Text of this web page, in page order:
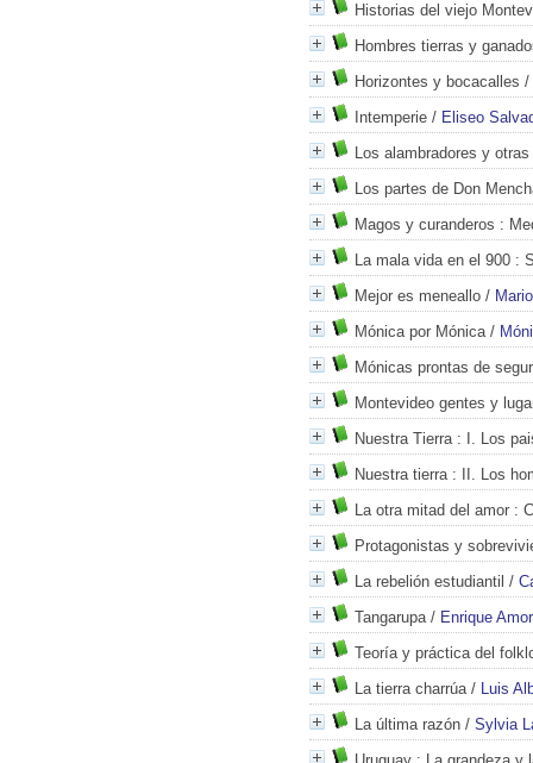
Historias del viejo
Hombres tierras y
Horizontes y bocacalles /
Intemperie / Eliseo
Los alambradores y
Los partes de Don
Magos y curanderos :
La mala vida en el 900 :
Mejor es meneallo /
Mónica por Mónica/
Mónicas prontas de
Montevideo gentes y
Nuestra Tierra: I. Los
Nuestra tierra: II. Los
La otra mitad del amor :
Protagonistas y
La rebelión estudiantil /
Tangarupa/ Enrique
Teoría y práctica del
La tierra charrúa/ Luis
La última razón / Sylvia